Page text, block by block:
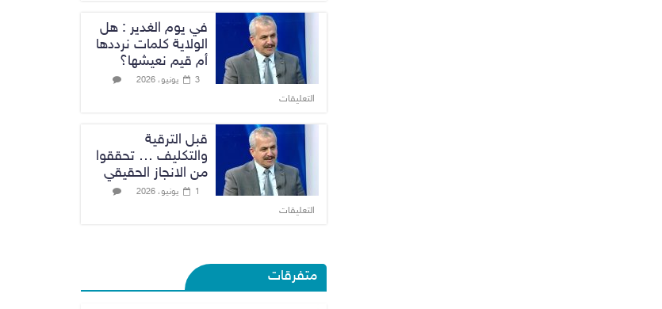
في يوم الغدير : هل
الولاية كلمات نرددها
أم قيم نعيشها؟
3 يونيو، 2026
التعليقات
قبل الترقية
والتكليف … تحققوا
من الانجاز الحقيقي
1 يونيو، 2026
التعليقات
متفرقات